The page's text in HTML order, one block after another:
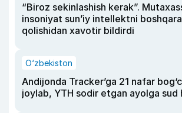
“Biroz sekinlashish kerak”.
insoniyat sun’iy intellektni
qolishidan xavotir bildirdi
O‘zbekiston
Andijonda Tracker’ga 21 nafar
joylab, YTH sodir etgan ayolga sud